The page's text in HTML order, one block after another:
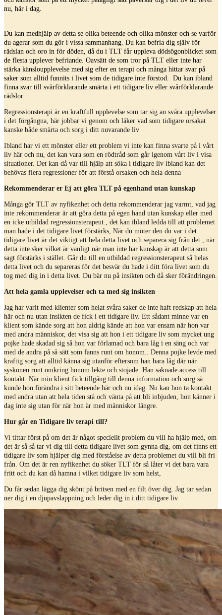
nu, här i dag.
Du kan medhjälp av detta se olika beteende och olika mönster och se varför
du agerar som du gör i vissa sammanhang. Du kan befria dig själv för
rädslan och oro in för döden, då du i TLT får uppleva dödsögonblicket som
de flesta upplever befriande. Oavsätt de som tror på TLT eller inte har
stärka känsloupplevelse med sig efter en terapi och många hittar svar på
saker som alltid funnits i livet som de tidigare inte förstod. Du kan ibland
finna svar till svårförklarande smärta i ett tidigare liv eller svårförklarande
rädslor
Regressionsterapi är en kraftfull upplevelse som tar sig an svåra upplevelser
i det förgångna, här jobbar vi genom och läker vad som tidigare orsakat
kanske både smärta och sorg i ditt nuvarande liv
Ibland har vi ett mönster eller ett problem vi inte kan finna svarte på i vårt
liv här och nu, det kan vara som en rödtråd som går igenom vårt liv i visa
situationer. Det kan då var till hjälp att söka i tidigare liv ibland kan det
behövas flera regressioner för att förstå orsaken och hela denna
Rekommenderar er Ej att göra TLT på egenhand utan kunskap
Många gör TLT av nyfikenhet och detta rekommenderar jag varmt, vad jag
inte rekommenderar är att göra detta på egen hand utan kunskap eller med
en icke utbildad regressionsterapeut., det kan ibland ledda till att problemet
man hade i det tidigare livet förstärks, När du möter den du var i det
tidigare livet är det viktigt att hela detta livet och separera sig från det., när
detta inte sker vilket är vanligt när man inte har kunskap är att detta som
sagt förstärks i stället. Går du till en utbildad regressionsterapeut så helas
detta livet och du separeras för det besvär du hade i ditt föra livet som du
tog med dig in i detta livet. Du bär nu på insikten och då sker förändringen.
Att hela gamla upplevelser och ta med sig insikten
Jag har varit med klienter som helat svåra saker de inte haft redskap att hela
här och nu utan insikten de fick i ett tidigare liv. Ett sådant minne var en
klient som kände sorg att hon aldrig kände att hon var ensam när hon var
med andra människor, det visa sig att hon i ett tidigare liv som mycket ung
pojke hade skadad sig så hon var förlamad och bara låg i en säng och var
med de andra på så sätt som fanns runt om honom.. Denna pojke levde med
kraftig sorg att alltid känna sig utanför eftersom han bara låg där när
syskonen runt omkring honom lekte och stojade. Han saknade access till
kontakt. När min klient fick tillgång till denna information och sorg så
kunde hon förändra i sitt beteende här och nu idag. Nu kan hon ta kontakt
med andra utan att hela tiden stå och vänta på att bli inbjuden, hon känner i
dag inte sig utan för när hon är med människor längre.
Hur går en Tidigare liv terapi till?
Vi tittar först på om det är något speciellt problem du vill ha hjälp med, om
det är så så tar vi dig till detta tidigare livet som gynna dig, om det finns ett
tidigare liv som hjälper dig med förståelse av detta problemet du vill bli fri
från. Om det är ren nyfikenhet du söker TLT för så låter vi det bara vara
fritt och du kan då hamna i vilket tidigare liv som helst,
Du får sedan lägga dig skönt på britsen med en filt över dig. Jag tar sedan
ner dig i en djupavslappning och leder dig in i ditt tidigare liv